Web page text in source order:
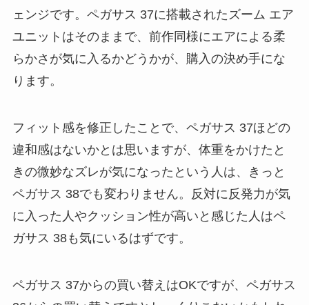
ェンジです。ペガサス 37に搭載されたズーム エア
ユニットはそのままで、前作同様にエアによる柔
らかさが気に入るかどうかが、購入の決め手にな
ります。
フィット感を修正したことで、ペガサス 37ほどの
違和感はないかとは思いますが、体重をかけたと
きの微妙なズレが気になったという人は、きっと
ペガサス 38でも変わりません。反対に反発力が気
に入った人やクッション性が高いと感じた人はペ
ガサス 38も気にいるはずです。
ペガサス 37からの買い替えはOKですが、ペガサス